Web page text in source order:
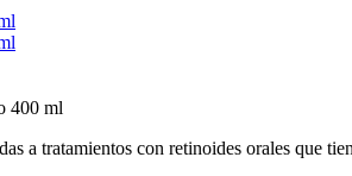
a tratamientos con retinoides orales que